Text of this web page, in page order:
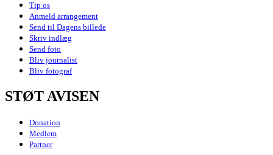
Tip os
Anmeld arrangement
Send til Dagens billede
Skriv indlæg
Send foto
Bliv journalist
Bliv fotograf
STØT AVISEN
Donation
Medlem
Partner